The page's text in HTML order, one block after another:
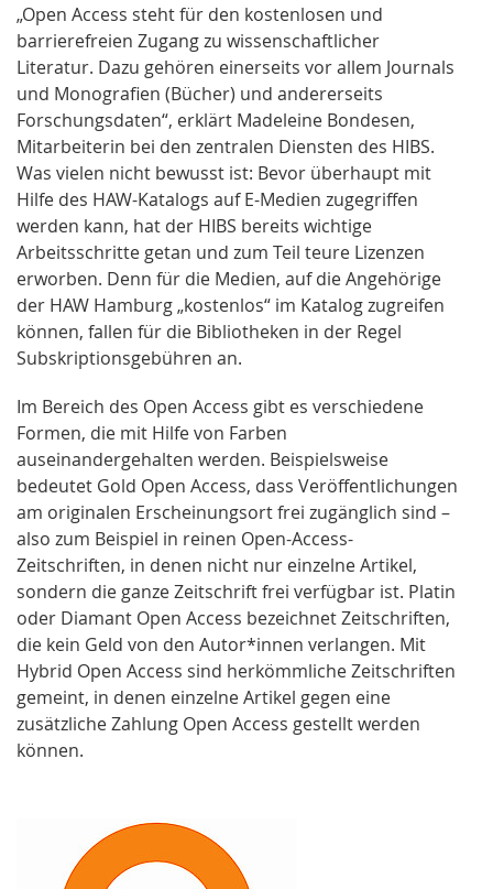
„Open Access steht für den kostenlosen und
barrierefreien Zugang zu wissenschaftlicher
Literatur. Dazu gehören einerseits vor allem Journals
und Monografien (Bücher) und andererseits
Forschungsdaten“, erklärt Madeleine Bondesen,
Mitarbeiterin bei den zentralen Diensten des HIBS.
Was vielen nicht bewusst ist: Bevor überhaupt mit
Hilfe des HAW-Katalogs auf E-Medien zugegriffen
werden kann, hat der HIBS bereits wichtige
Arbeitsschritte getan und zum Teil teure Lizenzen
erworben. Denn für die Medien, auf die Angehörige
der HAW Hamburg „kostenlos“ im Katalog zugreifen
können, fallen für die Bibliotheken in der Regel
Subskriptionsgebühren an.
Im Bereich des Open Access gibt es verschiedene
Formen, die mit Hilfe von Farben
auseinandergehalten werden. Beispielsweise
bedeutet Gold Open Access, dass Veröffentlichungen
am originalen Erscheinungsort frei zugänglich sind –
also zum Beispiel in reinen Open-Access-
Zeitschriften, in denen nicht nur einzelne Artikel,
sondern die ganze Zeitschrift frei verfügbar ist. Platin
oder Diamant Open Access bezeichnet Zeitschriften,
die kein Geld von den Autor*innen verlangen. Mit
Hybrid Open Access sind herkömmliche Zeitschriften
gemeint, in denen einzelne Artikel gegen eine
zusätzliche Zahlung Open Access gestellt werden
können.